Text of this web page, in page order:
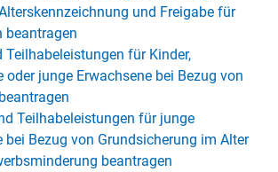
und Freigabe für
beantragen
Teilhabeleistungen für Kinder,
oder junge Erwachsene bei Bezug von
Teilhabeleistungen für junge
bei Bezug von Grundsicherung im Alter
beantragen